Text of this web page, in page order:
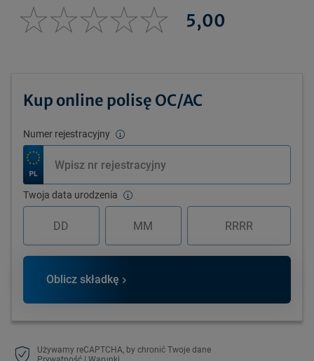
5,00
Kup online polisę OC/AC
Numer rejestracyjny
Twoja data urodzenia
Oblicz składkę
Używamy reCAPTCHA, by chronić Twoje dane